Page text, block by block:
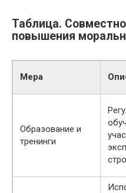
Таблица.
повышения
Мера
Образование и
тренинги